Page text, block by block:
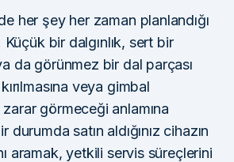
her şey her zaman planlandığı
bir dalgınlık, sert bir
da görünmez bir dal parçası
veya gimbal
zarar görmeceği anlamına
satın aldığınız cihazın
aramak, yetkili servis süreçlerini